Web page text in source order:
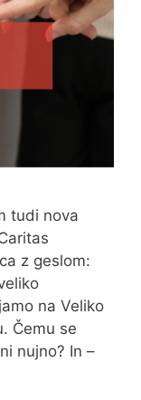
tudi nova
z geslom:
na Veliko
Čemu se
nujno? In –